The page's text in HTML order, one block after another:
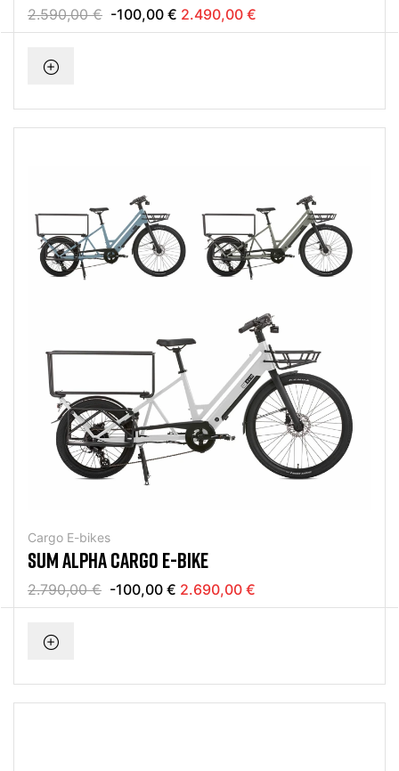
2.590,00 € -100,00 € 2.490,00 €
Cargo E-bikes
SUM ALPHA CARGO E-BIKE
2.790,00 € -100,00 € 2.690,00 €